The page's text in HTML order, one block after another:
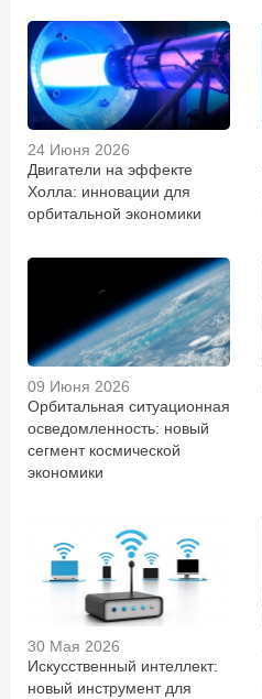
24 Июня 2026
Двигатели на эффекте
Холла: инновации для
орбитальной экономики
09 Июня 2026
Орбитальная ситуационная
осведомленность: новый
сегмент космической
экономики
30 Мая 2026
Искусственный интеллект:
новый инструмент для